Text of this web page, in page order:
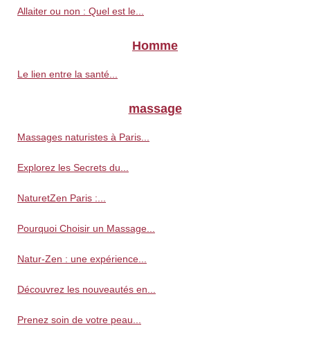
Allaiter ou non : Quel est le...
Homme
Le lien entre la santé...
massage
Massages naturistes à Paris...
Explorez les Secrets du...
NaturetZen Paris :...
Pourquoi Choisir un Massage...
Natur-Zen : une expérience...
Découvrez les nouveautés en...
Prenez soin de votre peau...